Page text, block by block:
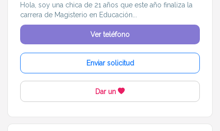
Hola, soy una chica de 21 años que este año finaliza la
carrera de Magisterio en Educación...
Ver teléfono
Enviar solicitud
Dar un